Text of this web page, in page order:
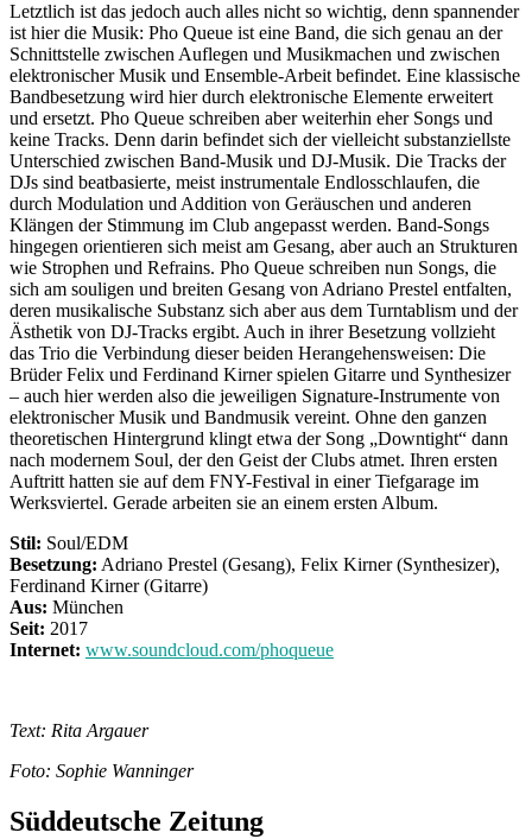
Letztlich ist das jedoch auch alles nicht so wichtig, denn spannender
ist hier die Musik: Pho Queue ist eine Band, die sich genau an der
Schnittstelle zwischen Auflegen und Musikmachen und zwischen
elektronischer Musik und Ensemble-Arbeit befindet. Eine klassische
Bandbesetzung wird hier durch elektronische Elemente erweitert
und ersetzt. Pho Queue schreiben aber weiterhin eher Songs und
keine Tracks. Denn darin befindet sich der vielleicht substanziellste
Unterschied zwischen Band-Musik und DJ-Musik. Die Tracks der
DJs sind beatbasierte, meist instrumentale Endlosschlaufen, die
durch Modulation und Addition von Geräuschen und anderen
Klängen der Stimmung im Club angepasst werden. Band-Songs
hingegen orientieren sich meist am Gesang, aber auch an Strukturen
wie Strophen und Refrains. Pho Queue schreiben nun Songs, die
sich am souligen und breiten Gesang von Adriano Prestel entfalten,
deren musikalische Substanz sich aber aus dem Turntablism und der
Ästhetik von DJ-Tracks ergibt. Auch in ihrer Besetzung vollzieht
das Trio die Verbindung dieser beiden Herangehensweisen: Die
Brüder Felix und Ferdinand Kirner spielen Gitarre und Synthesizer
– auch hier werden also die jeweiligen Signature-Instrumente von
elektronischer Musik und Bandmusik vereint. Ohne den ganzen
theoretischen Hintergrund klingt etwa der Song „Downtight“ dann
nach modernem Soul, der den Geist der Clubs atmet. Ihren ersten
Auftritt hatten sie auf dem FNY-Festival in einer Tiefgarage im
Werksviertel. Gerade arbeiten sie an einem ersten Album.
Stil: Soul/EDM
Besetzung: Adriano Prestel (Gesang), Felix Kirner (Synthesizer),
Ferdinand Kirner (Gitarre)
Aus: München
Seit: 2017
Internet: www.soundcloud.com/phoqueue
Text: Rita Argauer
Foto: Sophie Wanninger
Süddeutsche Zeitung